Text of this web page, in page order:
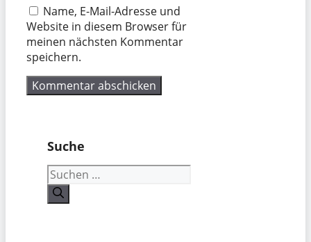
Name, E-Mail-Adresse und
Website in diesem Browser für
meinen nächsten Kommentar
speichern.
Suche
Suchen
nach: